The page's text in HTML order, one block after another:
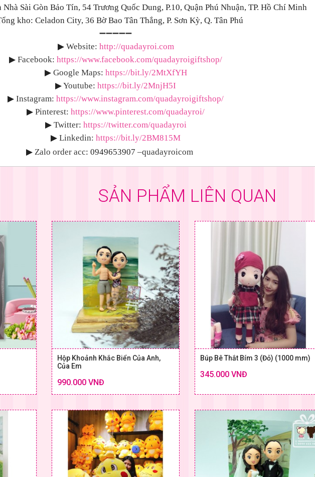
Sài Gòn Bảo Tín, 54 Trương Quốc Dung, P.10, Quận Phú Nhuận, TP. Hồ Chí Minh
kho: Celadon City, 36 Bờ Bao Tân Thắng, P. Sơn Kỳ, Q. Tân Phú
➖➖➖➖➖
▶ Website: http://quadayroi.com
▶ Facebook: https://www.facebook.com/quadayroigiftshop/
▶ Google Maps: https://bit.ly/2MtXfYH
▶Youtube: https://bit.ly/2MnjH5I
▶ Instagram: https://www.instagram.com/quadayroigiftshop/
▶ Pinterest: https://www.pinterest.com/quadayroi/
▶ Twitter: https://twitter.com/quadayroi
▶ Linkedin: https://bit.ly/2BM815M
▶ Zalo order acc: 0949653907 –quadayroicom
SẢN PHẨM LIÊN QUAN
Hộp Khoảnh Khắc Biển Của Anh,
Của Em
990.000 VNĐ
Búp Bê Thắt Bím 3 (Đỏ) (1000 mm)
345.000 VNĐ